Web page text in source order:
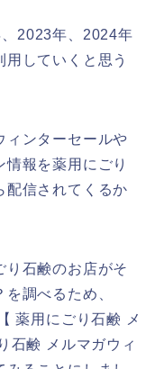
2023年、2024年
していくと思う
ィンターセールや
報を薬用にごり
配信されてくるか
り石鹸のお店がそ
調べるため、
薬用にごり石鹸 メ
石鹸 メルマガウィ